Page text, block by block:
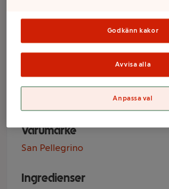
Limonata 6-
33cl San
Pellegrino
Varumärke
San Pellegrino
Ingredienser
Godkänn kakor
Avvisa alla
Anpassa val